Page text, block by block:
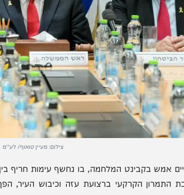
צילום: מעיין טואוף/ לע''מ